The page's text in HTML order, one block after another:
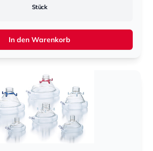
Stück
In den Warenkorb